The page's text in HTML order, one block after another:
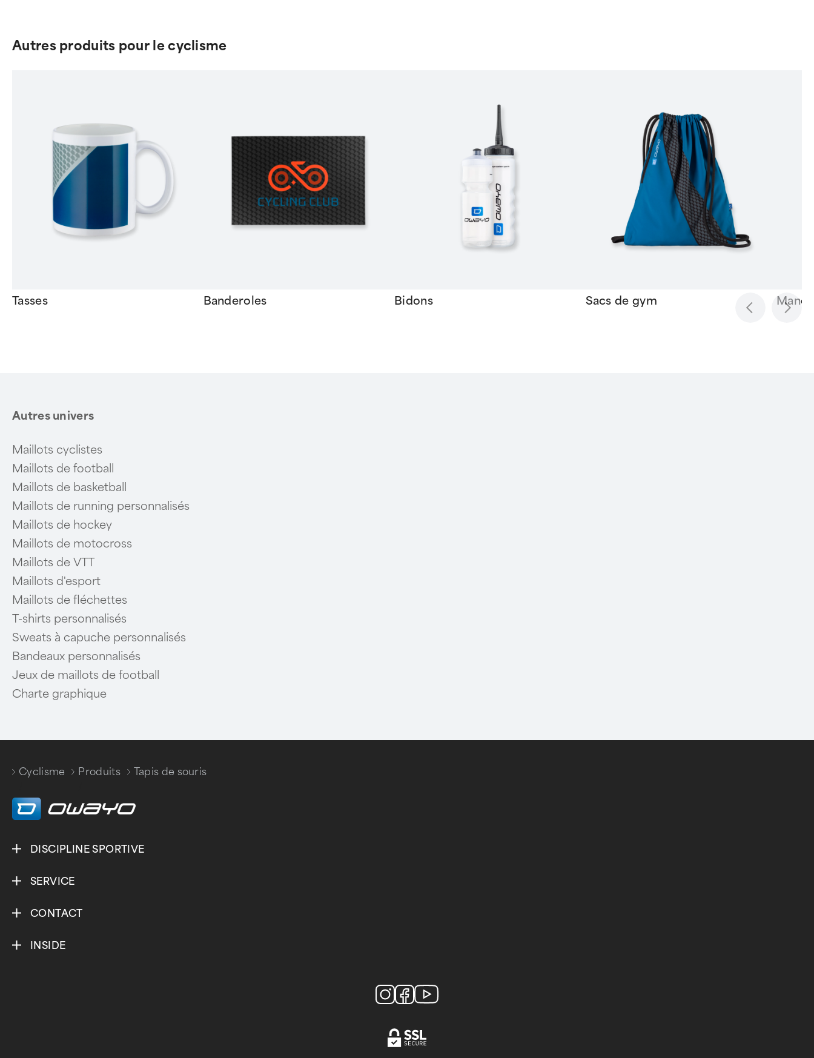
Autres produits pour le cyclisme
Tasses Banderoles Bidons Sacs de gym
Autres univers
Maillots cyclistes
Maillots de football
Maillots de basketball
Maillots de running personnalisés
Maillots de hockey
Maillots de motocross
Maillots de VTT
Maillots d'esport
Maillots de fléchettes
T-shirts personnalisés
Sweats à capuche personnalisés
Bandeaux personnalisés
Jeux de maillots de football
Charte graphique
Cyclisme
Produits
Tapis de souris
DISCIPLINE SPORTIVE
SERVICE
CONTACT
INSIDE